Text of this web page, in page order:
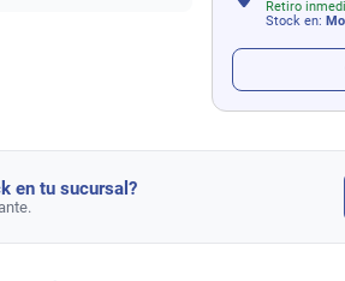
Retiro
Stock en:
en tu sucursal?